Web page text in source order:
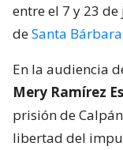
entre el 7 y 23
deSanta Bárbara
En la audiencia
Mery Ramírez
prisión de
libertad del